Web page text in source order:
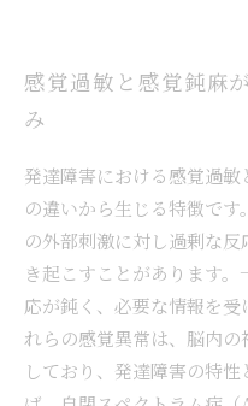
感覚過敏と感覚鈍麻
み
発達障害における感覚過
の違いから生じる特徴で
の外部刺激に対し過剰な
き起こすことがあります
応が鈍く、必要な情報を
れらの感覚異常は、脳内
しており、発達障害の特